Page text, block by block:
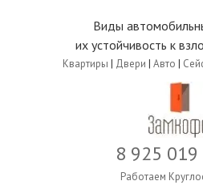
Виды
их устойчивость к
Квартиры | Двери | Авто |
8 925
Работаем